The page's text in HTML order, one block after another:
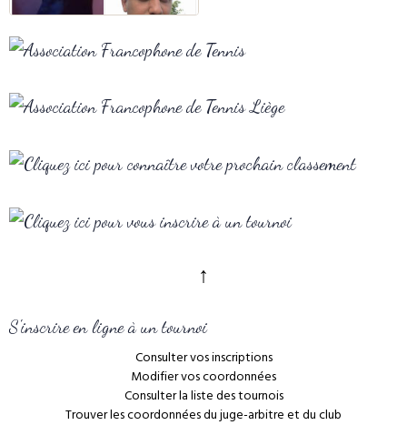
↑
S'inscrire en ligne à un tournoi
Consulter vos inscriptions
Modifier vos coordonnées
Consulter la liste des tournois
Trouver les coordonnées du juge-arbitre et du club